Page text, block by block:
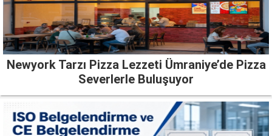
Newyork Tarzı Pizza Lezzeti Ümraniye’de Pizza
Severlerle Buluşuyor